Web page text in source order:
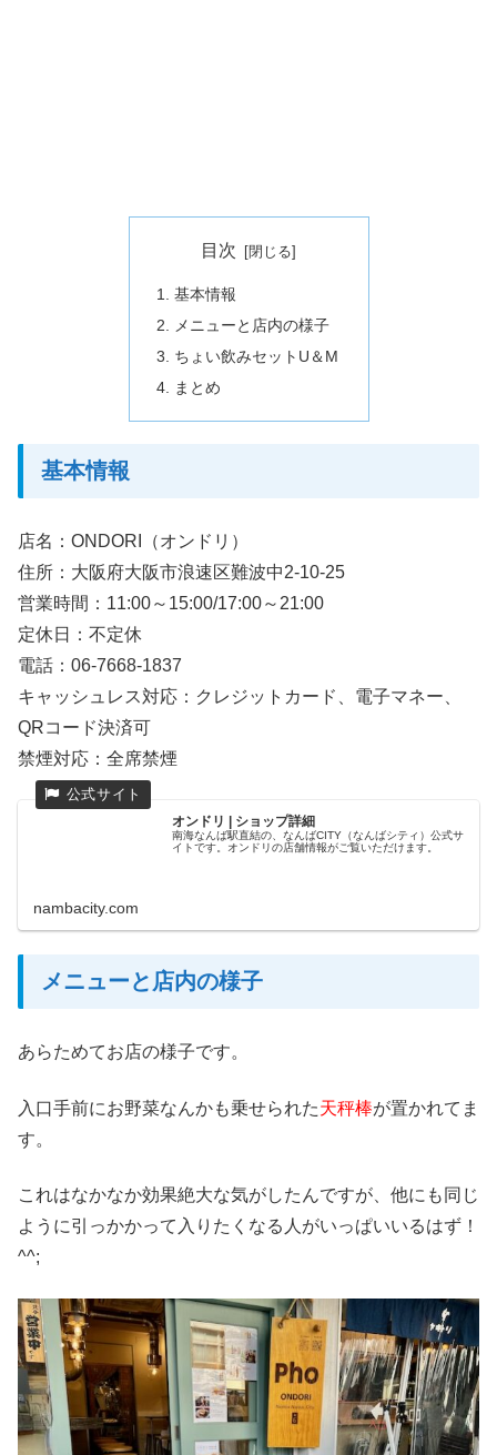
目次
基本情報
メニューと店内の様子
ちょい飲みセットU＆M
まとめ
基本情報
店名：ONDORI（オンドリ）
住所：大阪府大阪市浪速区難波中2-10-25
営業時間：11:00～15:00/17:00～21:00
定休日：不定休
電話：06-7668-1837
キャッシュレス対応：クレジットカード、電子マネー、
QRコード決済可
禁煙対応：全席禁煙
オンドリ | ショップ詳細
南海なんば駅直結の、なんばCITY（なんばシティ）公式サ
イトです。オンドリの店舗情報がご覧いただけます。
nambacity.com
メニューと店内の様子
あらためてお店の様子です。
入口手前にお野菜なんかも乗せられた天秤棒が置かれてま
す。
これはなかなか効果絶大な気がしたんですが、他にも同じ
ように引っかかって入りたくなる人がいっぱいいるはず！
^^;